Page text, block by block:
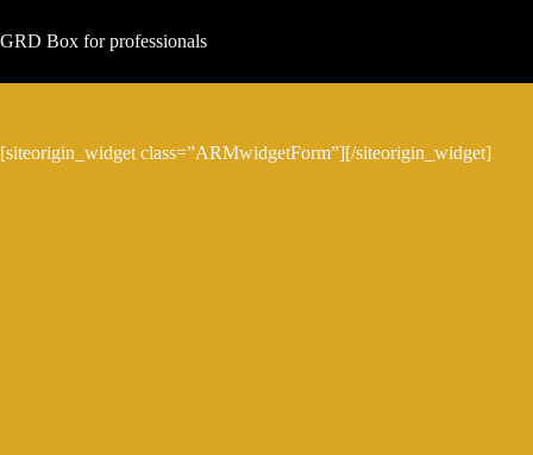
στο
περιεχόμενο
GRD Box for professionals
[siteorigin_widget class=”ARMwidgetForm”][/siteorigin_widget]